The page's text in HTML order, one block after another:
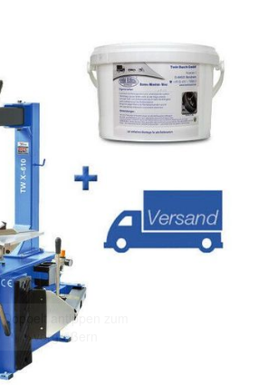
Doppelt antippen zum
vergrößern